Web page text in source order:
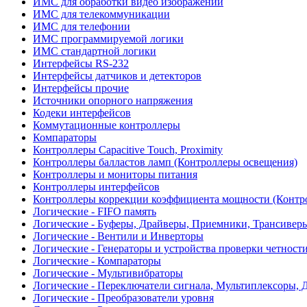
ИМС для телекоммуникации
ИМС для телефонии
ИМС программируемой логики
ИМС стандартной логики
Интерфейсы RS-232
Интерфейсы датчиков и детекторов
Интерфейсы прочие
Источники опорного напряжения
Кодеки интерфейсов
Коммутационные контроллеры
Компараторы
Контроллеры Capacitive Touch, Proximity
Контроллеры балластов ламп (Контроллеры освещения)
Контроллеры и мониторы питания
Контроллеры интерфейсов
Контроллеры коррекции коэффициента мощности
Логические - FIFO память
Логические - Буферы, Драйверы, Приемники,
Логические - Вентили и Инверторы
Логические - Генераторы и устройства проверки четности
Логические - Компараторы
Логические - Мультивибраторы
Логические - Переключатели сигнала, Мультиплексоры,
Логические - Преобразователи уровня